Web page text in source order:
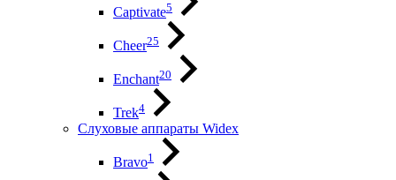
Captivate5
Cheer25
Enchant20
Trek4
Слуховые аппараты Widex
Bravo1